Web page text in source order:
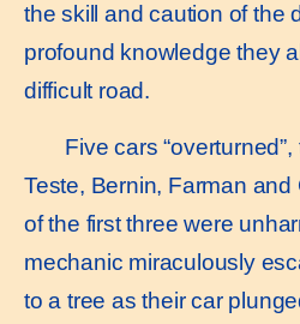
the skill and caution of the
profound knowledge they
difficult road.
Five cars
Teste, Bernin, Farman and
of the first three were
mechanic miraculously
to a tree as their car